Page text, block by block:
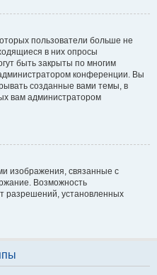
пользователи больше не
в них опросы
быть закрыты по многим
конференции. Вы
созданные вами темы, в
вам администратором
изображения, связанные с
Возможность
разрешений, установленных